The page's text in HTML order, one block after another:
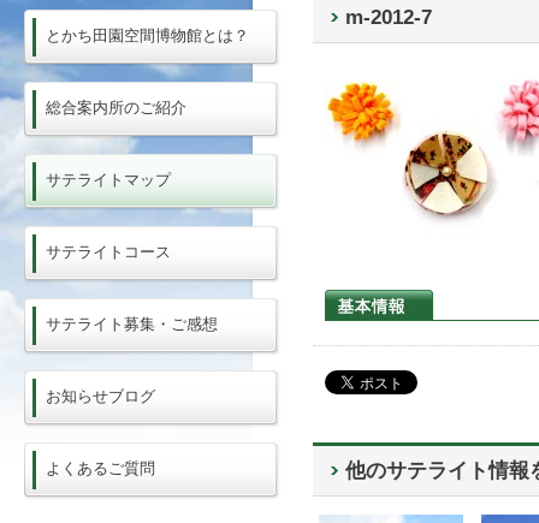
m-2012-7
他のサテライト情報
とかち田園空間博物館とは？
総合案内所のご紹介
サテライトマップ
サテライトコース
サテライト募集・ご感想
お知らせブログ
よくあるご質問